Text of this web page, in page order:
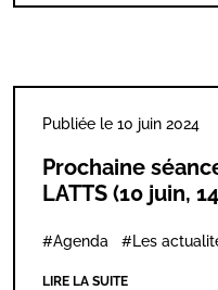
Publiée le 10 juin 2024
Prochaine
LATTS (10 juin,
#Agenda #Les
LIRE LA SUITE